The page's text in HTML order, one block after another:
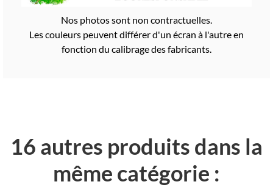
Nos photos sont non contractuelles.
Les couleurs peuvent différer d'un écran à l'autre en
fonction du calibrage des fabricants.
16 autres produits dans la
même catégorie :